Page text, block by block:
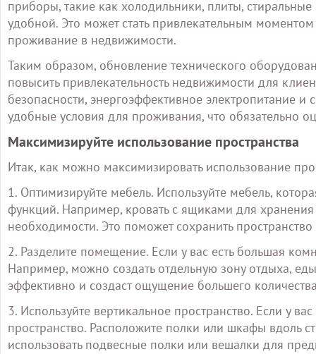
приборы, такие как холодильники, плиты,
удобной. Это может стать привлекательным
проживание в недвижимости.
Таким образом, обновление технического
повысить привлекательность недвижимости для
безопасности, энергоэффективное электропитание
удобные условия для проживания, что обязательно
Максимизируйте использование пространства
Итак, как можно максимизировать использование
1. Оптимизируйте мебель. Используйте мебель,
функций. Например, кровать с ящиками для
необходимости. Это поможет сохранить
2. Разделите помещение. Если у вас есть большая
Например, можно создать отдельную зону отдыха,
эффективно и создаст ощущение большего
3. Используйте вертикальное пространство. Если у
пространство. Расположите полки или шкафы вдоль
использовать подвесные полки или вешалки для